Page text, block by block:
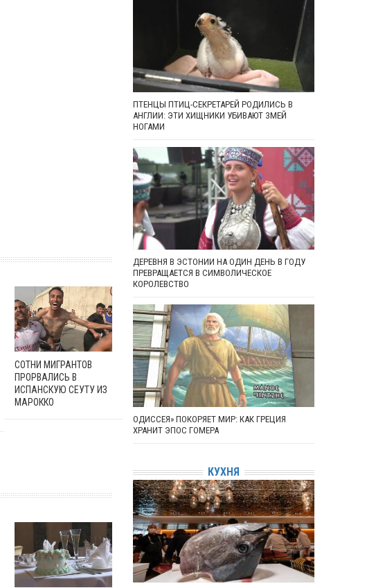
СОТНИ МИГРАНТОВ
ПРОРВАЛИСЬ В
ИСПАНСКУЮ СЕУТУ ИЗ
МАРОККО
ПТЕНЦЫ ПТИЦ-СЕКРЕТАРЕЙ РОДИЛИСЬ В
АНГЛИИ: ЭТИ ХИЩНИКИ УБИВАЮТ ЗМЕЙ
НОГАМИ
ДЕРЕВНЯ В ЭСТОНИИ НА ОДИН ДЕНЬ В ГОДУ
ПРЕВРАЩАЕТСЯ В СИМВОЛИЧЕСКОЕ
КОРОЛЕВСТВО
ОДИССЕЯ» ПОКОРЯЕТ МИР: КАК ГРЕЦИЯ
ХРАНИТ ЭПОС ГОМЕРА
КУХНЯ